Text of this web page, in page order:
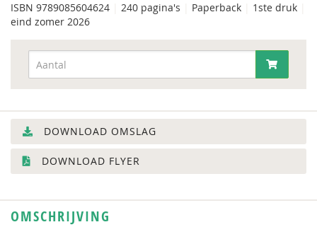
ISBN 9789085604624 240 pagina's Paperback 1ste druk
eind zomer 2026
DOWNLOAD OMSLAG
DOWNLOAD FLYER
OMSCHRIJVING